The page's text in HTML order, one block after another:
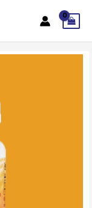
المحتوى